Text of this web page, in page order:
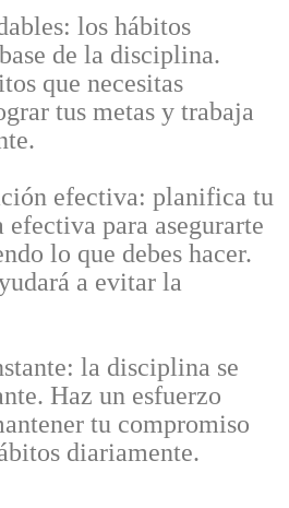
los hábitos
de la disciplina.
que necesitas
tus metas y trabaja
efectiva: planifica tu
para asegurarte
lo que debes hacer.
a evitar la
la disciplina se
Haz un esfuerzo
tu compromiso
diariamente.